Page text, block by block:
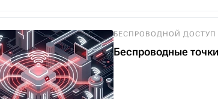
БЕСПРОВОДНОЙ ДОСТУП
Беспроводные